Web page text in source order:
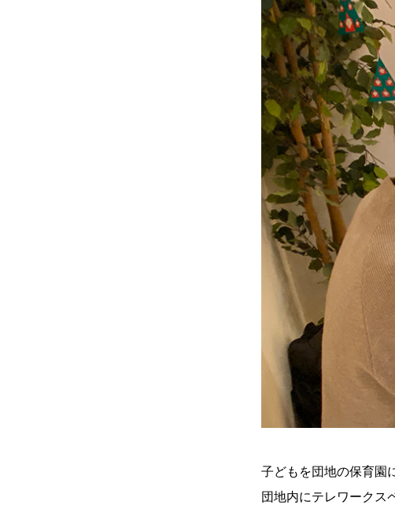
子どもを団地の保育園
団地内にテレワークス